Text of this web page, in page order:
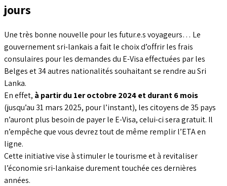
jours
Une très bonne nouvelle pour les futur.e.s voyageurs… Le
gouvernement sri-lankais a fait le choix d’offrir les frais
consulaires pour les demandes du E-Visa effectuées par les
Belges et 34 autres nationalités souhaitant se rendre au Sri
Lanka.
En effet, à partir du 1er octobre 2024 et durant 6 mois
(jusqu’au 31 mars 2025, pour l’instant), les citoyens de 35 pays
n’auront plus besoin de payer le E-Visa, celui-ci sera gratuit. Il
n’empêche que vous devrez tout de même remplir l’ETA en
ligne.
Cette initiative vise à stimuler le tourisme et à revitaliser
l’économie sri-lankaise durement touchée ces dernières
années.